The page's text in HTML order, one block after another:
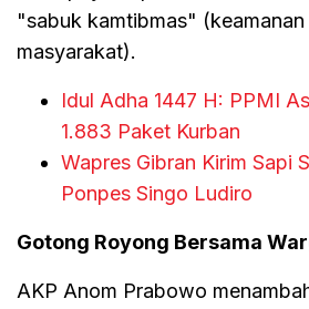
"sabuk kamtibmas"
masyarakat).
Idul Adha 1447 H: PPMI
1.883 Paket Kurban
Wapres Gibran Kirim Sapi
Ponpes Singo Ludiro
Gotong Royong Bersama
AKP Anom Prabowo